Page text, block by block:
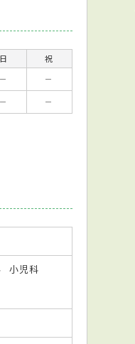
日
祝
－
－
－ －
小児科